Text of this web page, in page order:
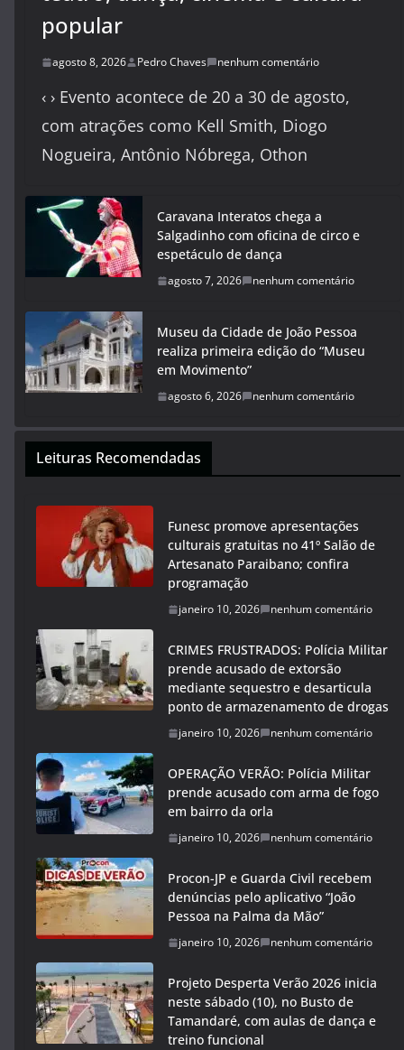
popular
agosto 8, 2026 Pedro Chaves nenhum comentário
‹ › Evento acontece de 20 a 30 de agosto,
com atrações como Kell Smith, Diogo
Nogueira, Antônio Nóbrega, Othon
Caravana Interatos chega a
Salgadinho com oficina de circo e
espetáculo de dança
agosto 7, 2026 nenhum comentário
Museu da Cidade de João Pessoa
realiza primeira edição do “Museu
em Movimento”
agosto 6, 2026 nenhum comentário
Leituras Recomendadas
Funesc promove apresentações
culturais gratuitas no 41º Salão de
Artesanato Paraibano; confira
programação
janeiro 10, 2026 nenhum comentário
CRIMES FRUSTRADOS: Polícia Militar
prende acusado de extorsão
mediante sequestro e desarticula
ponto de armazenamento de drogas
janeiro 10, 2026 nenhum comentário
OPERAÇÃO VERÃO: Polícia Militar
prende acusado com arma de fogo
em bairro da orla
janeiro 10, 2026 nenhum comentário
Procon-JP e Guarda Civil recebem
denúncias pelo aplicativo “João
Pessoa na Palma da Mão”
janeiro 10, 2026 nenhum comentário
Projeto Desperta Verão 2026 inicia
neste sábado (10), no Busto de
Tamandaré, com aulas de dança e
treino funcional